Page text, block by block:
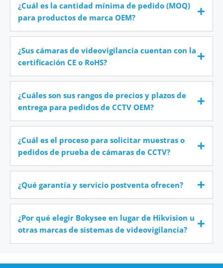
¿Cuál es la cantidad mínima de pedido (MOQ)
para productos de marca OEM?
¿Sus cámaras de videovigilancia cuentan con la
certificación CE o RoHS?
¿Cuáles son sus rangos de precios y plazos de
entrega para pedidos de CCTV OEM?
¿Cuál es el proceso para solicitar muestras o
pedidos de prueba de cámaras de CCTV?
¿Qué garantía y servicio postventa ofrecen?
¿Por qué elegir Bokysee en lugar de Hikvision u
otras marcas de sistemas de videovigilancia?